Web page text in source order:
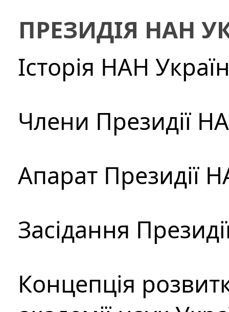
ПРЕЗИДІЯ НАН
Історія НАН
Члени Президії
Апарат Президії
Засідання
Концепція